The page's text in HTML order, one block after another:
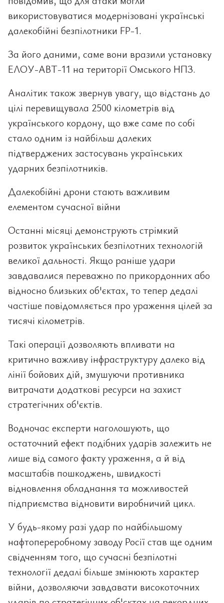
використовуватися модернізовані українські
далекобійні безпілотники FP-1.
За його даними, саме вони вразили установку
ЕЛОУ-АВТ-11 на території Омського НПЗ.
Аналітик також звернув увагу, що відстань до
цілі перевищувала 2500 кілометрів від
українського кордону, що вже саме по собі
стало одним із найбільш далеких
підтверджених застосувань українських
ударних безпілотників.
Далекобійні дрони стають важливим
елементом сучасної війни
Останні місяці демонструють стрімкий
розвиток українських безпілотних технологій
великої дальності. Якщо раніше удари
завдавалися переважно по прикордонних або
відносно близьких об'єктах, то тепер дедалі
частіше повідомляється про ураження цілей за
тисячі кілометрів.
Такі операції дозволяють впливати на
критично важливу інфраструктуру далеко від
лінії бойових дій, змушуючи противника
витрачати додаткові ресурси на захист
стратегічних об'єктів.
Водночас експерти наголошують, що
остаточний ефект подібних ударів залежить не
лише від самого факту ураження, а й від
масштабів пошкоджень, швидкості
відновлення обладнання та можливостей
підприємства відновити виробничий цикл.
У будь-якому разі удар по найбільшому
нафтопереробному заводу Росії став ще одним
свідченням того, що сучасні безпілотні
технології дедалі більше змінюють характер
війни, дозволяючи завдавати високоточних